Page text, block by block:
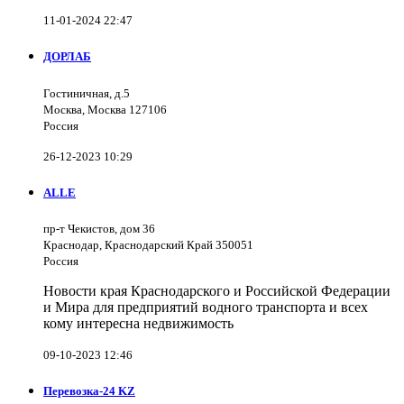
11-01-2024 22:47
ДОРЛАБ
Гостиничная, д.5
Москва, Москва 127106
Россия
26-12-2023 10:29
ALLE
пр-т Чекистов, дом 36
Краснодар, Краснодарский Край 350051
Россия
Новости края Краснодарского и Российской Федерации
и Мира для предприятий водного транспорта и всех
кому интересна недвижимость
09-10-2023 12:46
Перевозка-24 KZ